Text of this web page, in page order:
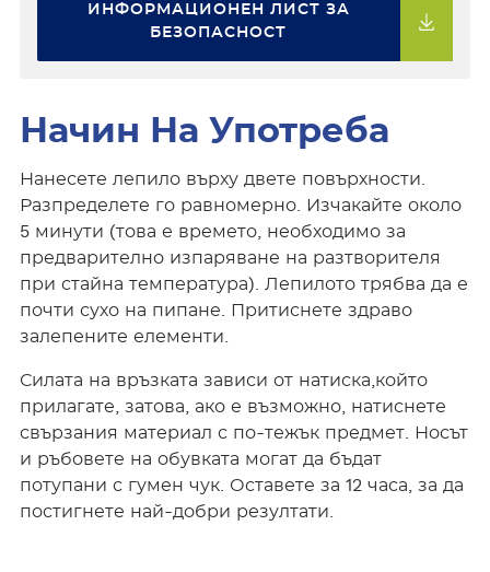
ИНФОРМАЦИОНЕН ЛИСТ ЗА
БЕЗОПАСНОСТ
Начин На Употреба
Нанесете лепило върху двете повърхности.
Разпределете го равномерно. Изчакайте около
5 минути (това е времето, необходимо за
предварително изпаряване на разтворителя
при стайна температура). Лепилото трябва да е
почти сухо на пипане. Притиснете здраво
залепените елементи.
Силата на връзката зависи от натиска,който
прилагате, затова, ако е възможно, натиснете
свързания материал с по-тежък предмет. Носът
и ръбовете на обувката могат да бъдат
потупани с гумен чук. Оставете за 12 часа, за да
постигнете най-добри резултати.